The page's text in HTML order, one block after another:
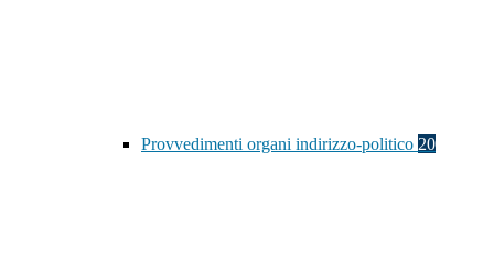
Provvedimenti organi indirizzo-politico 20